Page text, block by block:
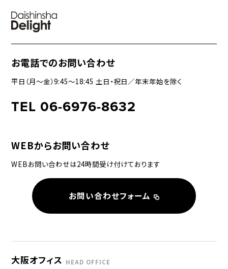
お電話でのお問い合わせ
平日（月〜金）9:45〜18:45 土日・祝日／年末年始を除く
TEL 06-6976-8632
WEBからお問い合わせ
WEBお問い合わせは24時間受け付けております
お問い合わせフォーム
大阪オフィス HEAD OFFICE